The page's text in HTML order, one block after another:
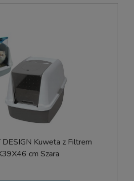
DESIGN Kuweta z Filtrem
cm Szara